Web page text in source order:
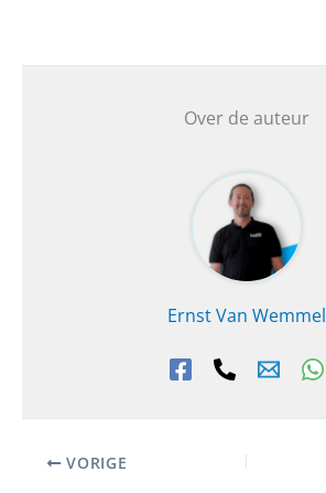
Over de auteur
Ernst Van Wemmel
VORIGE